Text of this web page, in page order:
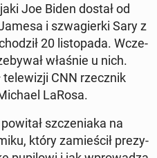
Joe Biden dostał od
i szwa­gier­ki Sary z
20 li­sto­pa­da. Wcze­
właśnie u nich.
te­le­wi­zji CNN rzecz­nik
LaRosa.
szcze­nia­ka na
który za­mie­ścił pre­zy­